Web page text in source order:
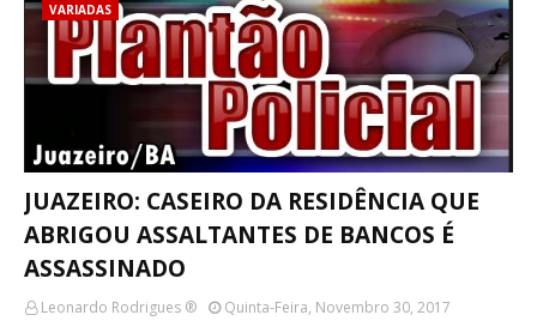
VARIADAS
JUAZEIRO: CASEIRO DA RESIDÊNCIA QUE
ABRIGOU ASSALTANTES DE BANCOS É
ASSASSINADO
Leonardo Rodrigues ®
Quinta-Feira, Novembro 30, 2017